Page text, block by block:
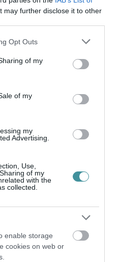
may further disclose it to other
uses one or more Google
behaviour. You may click to
and its third-party tags to
purposes in below Google
Opt Outs
of my
of my
my
Advertising.
Use,
of my
with the
collected.
enable storage
cookies on web or
hírekről, kövessen
Google Hírek oldalán!
ESZKÖZÖK
09 Promóció